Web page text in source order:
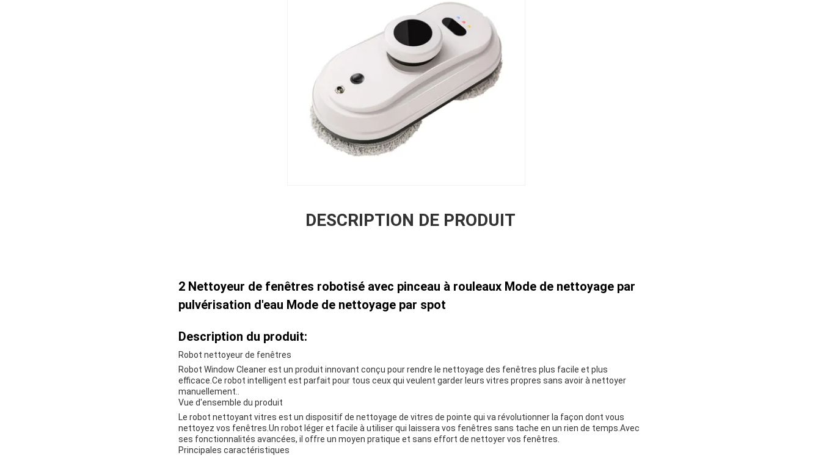
DESCRIPTION DE PRODUIT
2 Nettoyeur de fenêtres robotisé avec pinceau à rouleaux Mode de nettoyage par
pulvérisation d'eau Mode de nettoyage par spot
Description du produit:
Robot nettoyeur de fenêtres
Robot Window Cleaner est un produit innovant conçu pour rendre le nettoyage des fenêtres plus facile et plus
efficace.Ce robot intelligent est parfait pour tous ceux qui veulent garder leurs vitres propres sans avoir à nettoyer
manuellement..
Vue d'ensemble du produit
Le robot nettoyant vitres est un dispositif de nettoyage de vitres de pointe qui va révolutionner la façon dont vous
nettoyez vos fenêtres.Un robot léger et facile à utiliser qui laissera vos fenêtres sans tache en un rien de temps.Avec
ses fonctionnalités avancées, il offre un moyen pratique et sans effort de nettoyer vos fenêtres.
Principales caractéristiques